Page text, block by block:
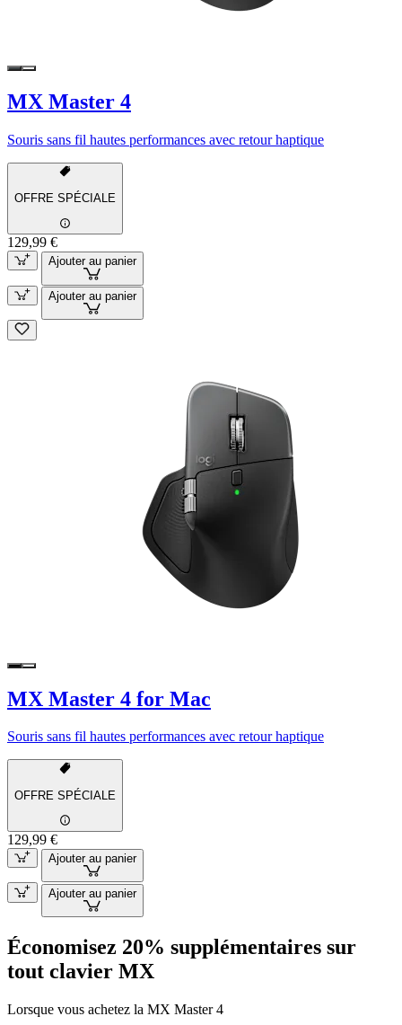
MX Master 4
Souris sans fil hautes performances avec retour haptique
OFFRE SPÉCIALE
129,99 €
Ajouter au panier
Ajouter au panier
MX Master 4 for Mac
Souris sans fil hautes performances avec retour haptique
OFFRE SPÉCIALE
129,99 €
Ajouter au panier
Ajouter au panier
Économisez 20% supplémentaires sur
tout clavier MX
Lorsque vous achetez la MX Master 4